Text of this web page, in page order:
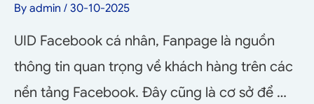
By admin / 30-10-2025
UID Facebook cá nhân, Fanpage là nguồn
thông tin quan trọng về khách hàng trên các
nền tảng Facebook. Đây cũng là cơ sở để …